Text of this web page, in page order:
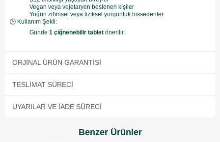
Vegan veya vejetaryen beslenen kişiler
Yoğun zihinsel veya fiziksel yorgunluk hissedenler
🕒 Kullanım Şekli:
Günde 1 çiğnenebilir tablet önerilir.
ORJINAL ÜRÜN GARANTISI
TESLIMAT SÜRECI
UYARILAR VE İADE SÜRECI
Benzer Ürünler